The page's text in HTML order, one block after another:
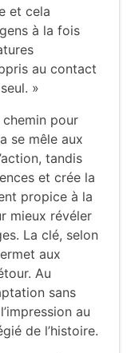
et cela
à la fois
au contact
»
pour
se mêle aux
tandis
et crée la
propice à la
mieux révéler
La clé, selon
aux
Au
sans
au
de l’histoire.